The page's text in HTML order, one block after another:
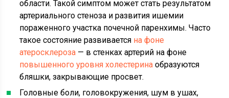
области. Такой симптом может стать результатом
артериального стеноза и развития ишемии
пораженного участка почечной паренхимы. Часто
такое состояние развивается на фоне
атеросклероза — в стенках артерий на фоне
повышенного уровня холестерина образуются
бляшки, закрывающие просвет.
Головные боли, головокружения, шум в ушах,